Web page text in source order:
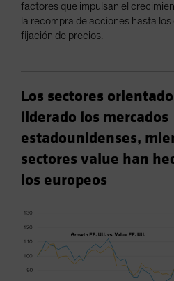
factores que impulsan el
la recompra de acciones hasta
fijación de precios.
Los sectores
liderado los mercados
estadounidenses,
sectores value han
los europeos